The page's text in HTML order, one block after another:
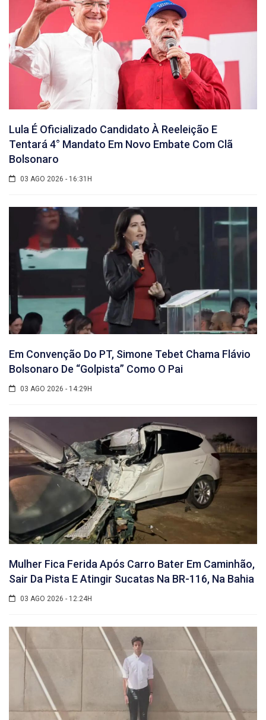
Lula É Oficializado Candidato À Reeleição E
Tentará 4° Mandato Em Novo Embate Com Clã
Bolsonaro
03 AGO 2026 - 16:31H
Em Convenção Do PT, Simone Tebet Chama Flávio
Bolsonaro De “golpista” Como O Pai
03 AGO 2026 - 14:29H
Mulher Fica Ferida Após Carro Bater Em Caminhão,
Sair Da Pista E Atingir Sucatas Na BR-116, Na Bahia
03 AGO 2026 - 12:24H